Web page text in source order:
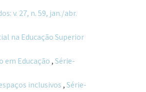
v. 27, n. 59, jan./abr.
na Educação Superior
em Educação ,Série-
inclusivos ,Série-